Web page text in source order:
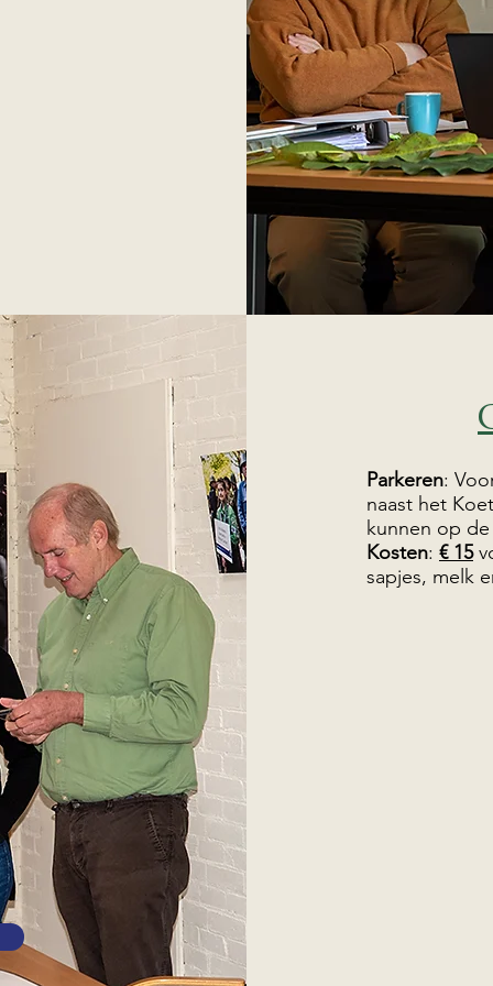
Parkeren:
naast het
kunnen op
Kosten: € 15
sapjes, melk